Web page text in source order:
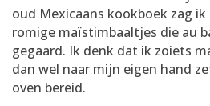
oud Mexicaans kookboek zag
romige maïstimbaaltjes die au
gegaard. Ik denk dat ik zoiets
dan wel naar mijn eigen hand
oven bereid.